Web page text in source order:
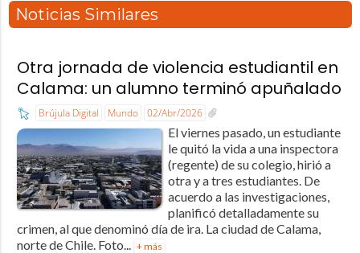
Noticias Similares
Otra jornada de violencia estudiantil en
Calama: un alumno terminó apuñalado
Brújula Digital Mundo 02/Abr/2026
El viernes pasado, un estudiante
le quitó la vida a una inspectora
(regente) de su colegio, hirió a
otra y a tres estudiantes. De
acuerdo a las investigaciones,
planificó detalladamente su
crimen, al que denominó día de ira. La ciudad de Calama,
norte de Chile. Foto... + más